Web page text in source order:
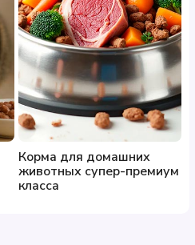
Корма для домашних
животных супер-премиум
класса